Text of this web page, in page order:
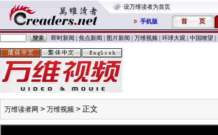
设万维读者为首页
手机版 首 页
即时新闻 焦点新闻 图片新闻 万维视频 环球大观 中国嘹望
万维读者网 > 万维视频 > 正文